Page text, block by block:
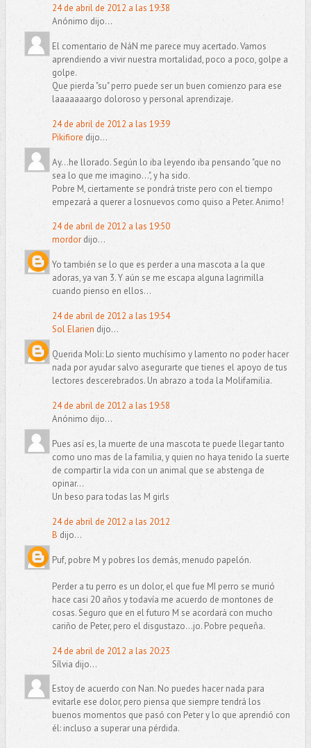
24 de abril de 2012 a las 19:38
Anónimo dijo...
El comentario de NáN me parece muy acertado. Vamos
aprendiendo a vivir nuestra mortalidad, poco a poco, golpe a
golpe.
Que pierda "su" perro puede ser un buen comienzo para ese
laaaaaaargo doloroso y personal aprendizaje.
24 de abril de 2012 a las 19:39
Pikifiore dijo...
Ay...he llorado. Según lo iba leyendo iba pensando "que no
sea lo que me imagino...", y ha sido.
Pobre M, ciertamente se pondrá triste pero con el tiempo
empezará a querer a losnuevos como quiso a Peter. Animo!
24 de abril de 2012 a las 19:50
mordordijo...
Yo también se lo que es perder a una mascota a la que
adoras, ya van 3. Y aún se me escapa alguna lagrimilla
cuando pienso en ellos...
24 de abril de 2012 a las 19:54
Sol Elarien dijo...
Querida Moli: Lo siento muchísimo y lamento no poder hacer
nada por ayudar salvo asegurarte que tienes el apoyo de tus
lectores descerebrados. Un abrazo a toda la Molifamilia.
24 de abril de 2012 a las 19:58
Anónimo dijo...
Pues así es, la muerte de una mascota te puede llegar tanto
como uno mas de la familia, y quien no haya tenido la suerte
de compartir la vida con un animal que se abstenga de
opinar...
Un beso para todas las M girls
24 de abril de 2012 a las 20:12
B dijo...
Puf, pobre M y pobres los demás, menudo papelón.
Perder a tu perro es un dolor, el que fue MI perro se murió
hace casi 20 años y todavía me acuerdo de montones de
cosas. Seguro que en el futuro M se acordará con mucho
cariño de Peter, pero el disgustazo...jo. Pobre pequeña.
24 de abril de 2012 a las 20:23
Sílvia dijo...
Estoy de acuerdo con Nan. No puedes hacer nada para
evitarle ese dolor, pero piensa que siempre tendrá los
buenos momentos que pasó con Peter y lo que aprendió con
él: incluso a superar una pérdida.